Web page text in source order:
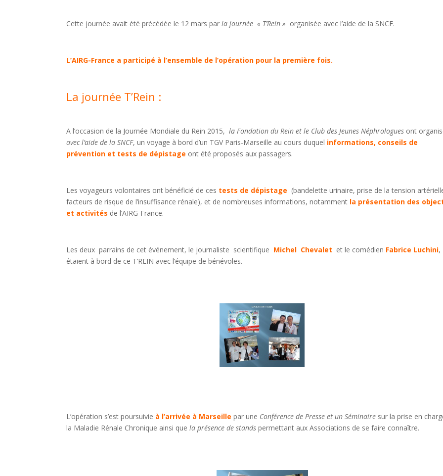
Cette journée avait été précédée le 12 mars parla journée « T’Rein » organisée avec l’aide de la SNCF.
L’AIRG-France a participé à l’ensemble de l’opération pour la première fois.
La journée T’Rein :
A l’occasion de la Journée Mondiale du Rein 2015,la Fondation du Rein et le Club des Jeunes Néphrologues ont
avec l’aide de la SNCF, un voyage à bord d’un TGV Paris-Marseille au cours duquel informations, conseils de
prévention et tests de dépistage ont été proposés aux passagers.
Les voyageurs volontaires ont bénéficié de ces tests de dépistage (bandelette urinaire, prise de la tension
facteurs de risque de l’insuffisance rénale), et de nombreuses informations, notamment la présentation des
et activités de l’AIRG-France.
Les deux parrains de cet événement, le journaliste scientifique Michel Chevalet et le comédien Fabrice Luchini,
étaient à bord de ce T’REIN avec l’équipe de bénévoles.
L’opération s’est poursuivie à l’arrivée à Marseille par une Conférence de Presse et un Séminaire sur la prise en
la Maladie Rénale Chronique ainsi quela présence de stands permettant aux Associations de se faire connaître.